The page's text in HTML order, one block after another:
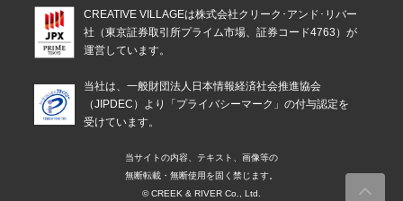
CREATIVE VILLAGEは株式会社クリーク･アンド･リバー
社（東京証券取引所プライム市場、証券コード4763）が
運営しています。
当社は、一般財団法人日本情報経済社会推進協会
（JIPDEC）より「プライバシーマーク」の付与認定を
受けています。
当サイトの内容、テキスト、画像等の
無断転載・無断使用を固く禁じます。
© CREEK & RIVER Co., Ltd.